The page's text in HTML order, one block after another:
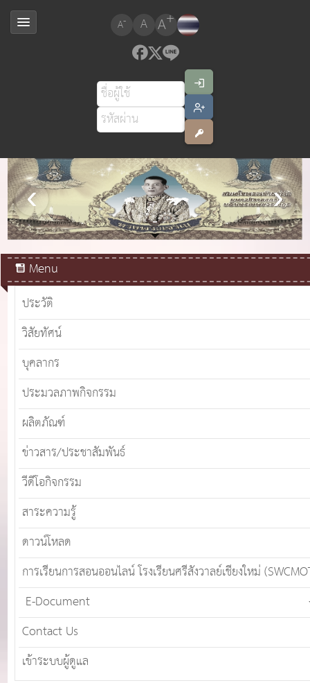
A- A A+
สมเด็จพระเจ้าอยู่หัวมหาวชิราลงกรณ บดินทรเทพยวรางกูร
Menu
ประวัติ
วิสัยทัศน์
บุคลากร
ประมวลภาพกิจกรรม
ผลิตภัณฑ์
ข่าวสาร/ประชาสัมพันธ์
วีดีโอกิจกรรม
สาระความรู้
ดาวน์โหลด
การเรียนการสอนออนไลน์ โรงเรียนศรีสังวาลย์เชียงใหม่
E-Document
Contact Us
เข้าระบบผู้ดูแล